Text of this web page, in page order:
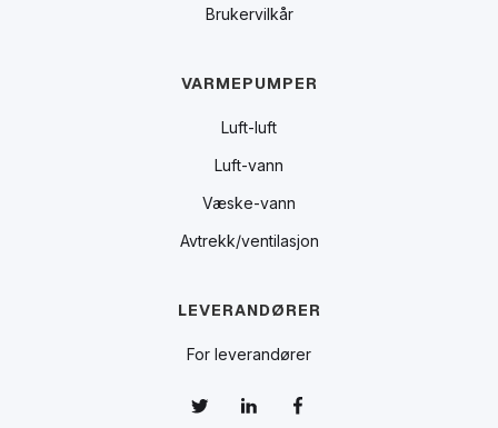
Brukervilkår
VARMEPUMPER
Luft-luft
Luft-vann
Væske-vann
Avtrekk/ventilasjon
LEVERANDØRER
For leverandører